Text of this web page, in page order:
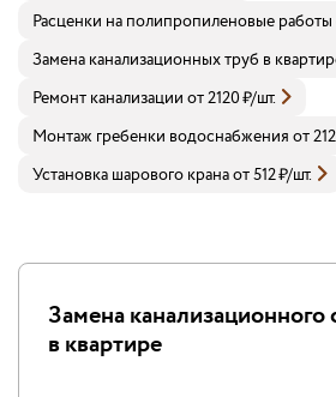
Расценки на полипропиленовые работы
Замена канализационных труб в
Ремонт канализации от2120₽/шт.
Монтаж гребенки водоснабжения от
Установка шарового кранаот512₽/шт.
Замена канализационного
в квартире